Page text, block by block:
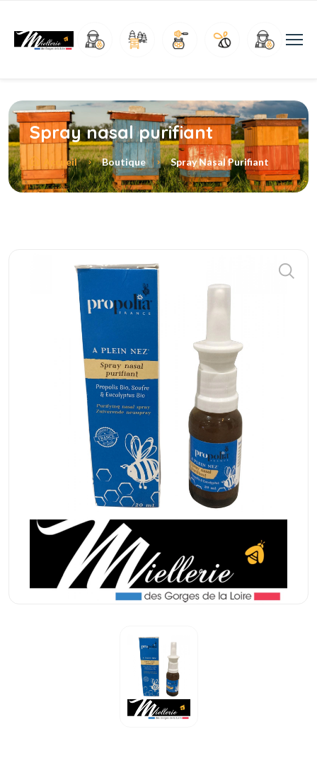
Spray nasal purifiant
Accueil Boutique Spray Nasal Purifiant